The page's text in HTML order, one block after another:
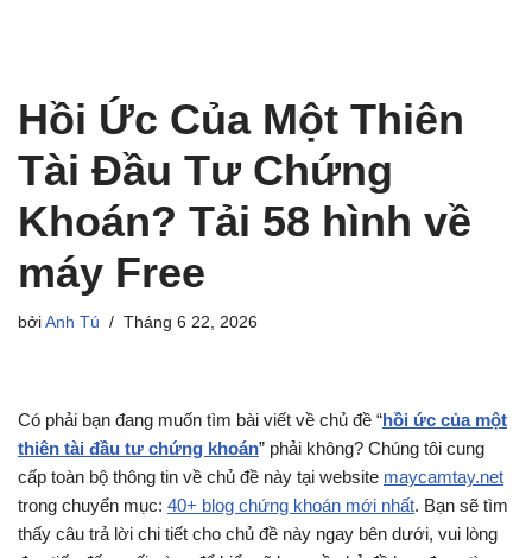
Hồi Ức Của Một Thiên
Tài Đầu Tư Chứng
Khoán? Tải 58 hình về
máy Free
bởi Anh Tú Tháng 6 22, 2026
Có phải bạn đang muốn tìm bài viết về chủ đề “hồi ức của một
thiên tài đầu tư chứng khoán” phải không? Chúng tôi cung
cấp toàn bộ thông tin về chủ đề này tại website maycamtay.net
trong chuyển mục: 40+ blog chứng khoán mới nhất. Bạn sẽ tìm
thấy câu trả lời chi tiết cho chủ đề này ngay bên dưới, vui lòng